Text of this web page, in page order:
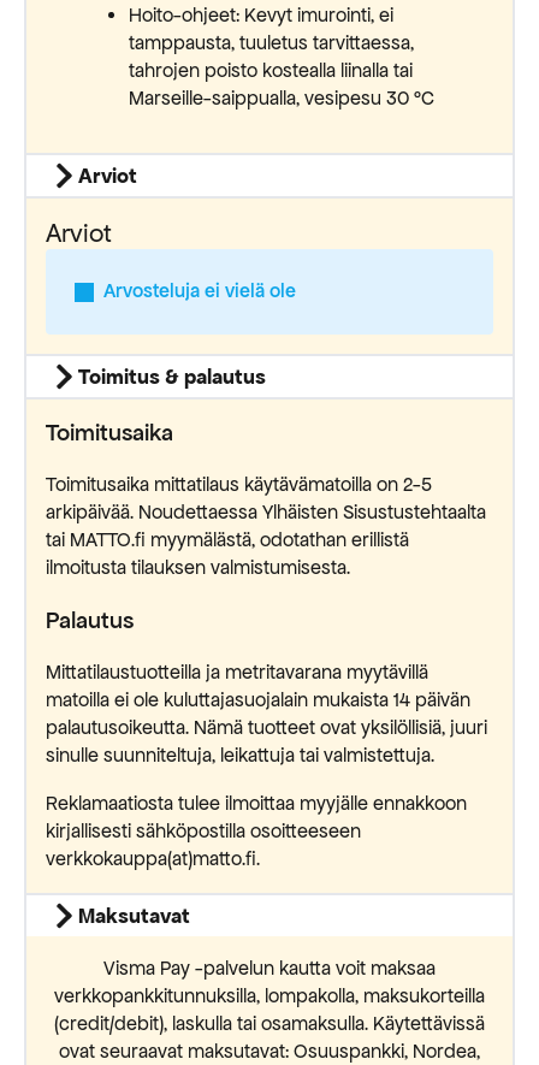
Hoito-ohjeet: Kevyt imurointi, ei
tamppausta, tuuletus tarvittaessa,
tahrojen poisto kostealla liinalla tai
Marseille-saippualla, vesipesu 30 °C
Arviot
Arviot
Arvosteluja ei vielä ole
Toimitus & palautus
Toimitusaika
Toimitusaika mittatilaus käytävämatoilla on 2-5
arkipäivää. Noudettaessa Ylhäisten Sisustustehtaalta
tai MATTO.fi myymälästä, odotathan erillistä
ilmoitusta tilauksen valmistumisesta.
Palautus
Mittatilaustuotteilla ja metritavarana myytävillä
matoilla ei ole kuluttajasuojalain mukaista 14 päivän
palautusoikeutta. Nämä tuotteet ovat yksilöllisiä, juuri
sinulle suunniteltuja, leikattuja tai valmistettuja.
Reklamaatiosta tulee ilmoittaa myyjälle ennakkoon
kirjallisesti sähköpostilla osoitteeseen
verkkokauppa(at)matto.fi.
Maksutavat
Visma Pay -palvelun kautta voit maksaa
verkkopankkitunnuksilla, lompakolla, maksukorteilla
(credit/debit), laskulla tai osamaksulla. Käytettävissä
ovat seuraavat maksutavat: Osuuspankki, Nordea,